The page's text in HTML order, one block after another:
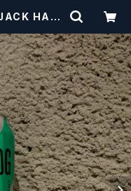
HAM
| craftbeers